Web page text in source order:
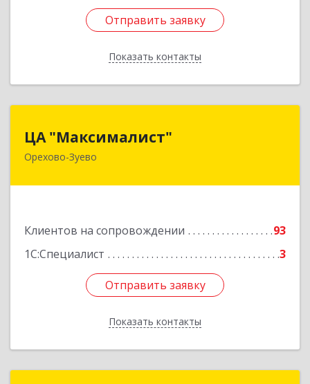
Отправить заявку
Показать контакты
Отправить заявку
Назад
ЦА "Максималист"
Орехово-Зуево
Клиентов на сопровождении
93
1С:Специалист
3
Отправить заявку
Показать контакты
142600, Московская обл, Орехово-Зуево г,
Отправить заявку
Назад